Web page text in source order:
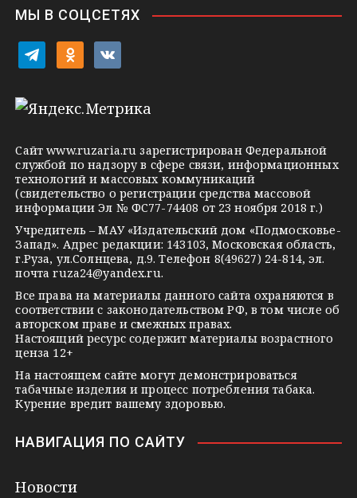
k
i
МЫ В СОЦСЕТЯХ
e
l
r
a
m
d
o
l
a
s
s
n
i
k
i
v
k
n
a
k
t
e
Сайтwww.ruzaria.ru зарегистрирован Федеральной
службой по надзору в сфере связи, информационных
технологий и массовых коммуникаций
(свидетельство о регистрации средства массовой
информации Эл № ФС77-74408 от 23 ноября 2018 г.)
Учредитель – МАУ «Издательский дом «Подмосковье-
Запад». Адрес редакции: 143103, Московская область,
г.Руза, ул.Солнцева, д.9. Телефон 8(49627) 24-814, эл.
почтаruza24@yandex.ru.
Все права на материалы данного сайта охраняются в
соответствии с законодательством РФ, в том числе об
авторском праве и смежных правах.
Настоящий ресурс содержит материалы возрастного
ценза 12+
На настоящем сайте могут демонстрироваться
табачные изделия и процесс потребления табака.
Курение вредит вашему здоровью.
НАВИГАЦИЯ ПО САЙТУ
Новости